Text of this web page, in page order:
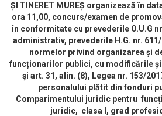
ȘI TINERET MUREȘ organizează în
ora 11,00, concurs/examen de
în conformitate cu prevederile O.U.G
administrativ, prevederile H.G. nr.
normelor privind organizarea și
funcționarilor publici, cu modificările
şi art. 31, alin. (8), Legea nr. 153/
personalului plătit din fonduri
Comparimentului juridic pentru
juridic, clasa I, grad